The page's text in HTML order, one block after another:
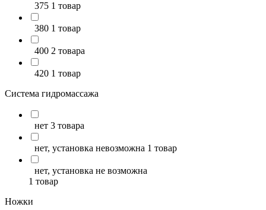
375 1 товар
380 1 товар
400 2 товара
420 1 товар
Система гидромассажа
нет 3 товара
нет, установка невозможна 1 товар
нет, установка не возможна
1 товар
Ножки